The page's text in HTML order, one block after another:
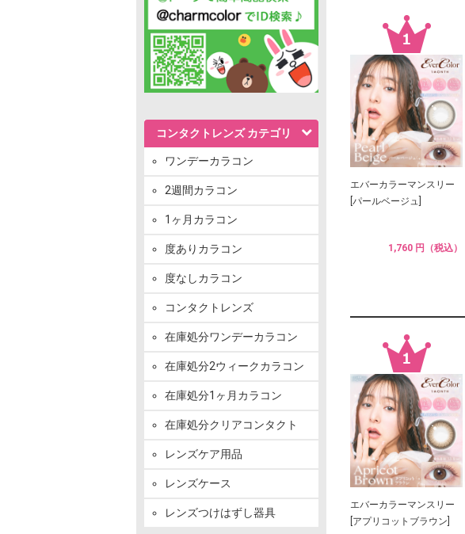
コンタクトレンズ カテゴリ
ワンデーカラコン
2週間カラコン
1ヶ月カラコン
度ありカラコン
度なしカラコン
コンタクトレンズ
在庫処分ワンデーカラコン
在庫処分2ウィークカラコン
在庫処分1ヶ月カラコン
在庫処分クリアコンタクト
レンズケア用品
レンズケース
レンズつけはずし器具
エバーカラーマンスリー
[パールベージュ]
1,760 円（税込）
エバーカラーマンスリー
[アプリコットブラウン]